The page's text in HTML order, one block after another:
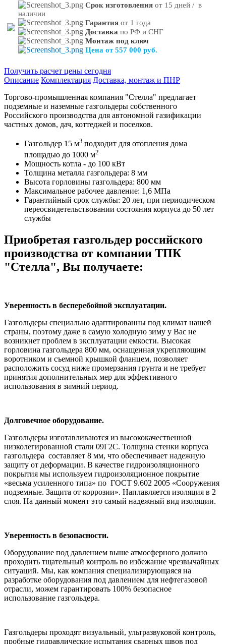
Срок изготовления от 15 дней / в
наличии
Гарантия от 1 года
Доставка по РФ и СНГ
Монтаж под ключ
Цена от 557 000 руб.
Получить расчет цены сегодня
Описание Комплектация Доставка, монтаж и ПНР
Торгово-промышленная компания "Стелла" предлагает
подземные и наземные газгольдеры собственного
Российского производства для автономной газификации
частных домов, дач, коттеджей и поселков.
Газгольдер 15 м3 подходит для отопления дома
площадью до 1000 м2
Мощность котла - до 100 кВт
Толщина металла газгольдера: 8 мм
Высота горловины газгольдера: 800 мм
Максимальное рабочее давление: 1,6 МПа
Гарантийный срок службы: 20 лет, при периодическом
переосвидетельствовании состояния корпуса до 50 лет
службы
Приобретая газгольдер российского
производства от компании ТПК
"Стелла", Вы получаете:
Уверенность в бесперебойной эксплуатации.
Газгольдеры специально адаптированны под климат нашей
страны, поэтому даже в самую холодную зиму у Вас не
возникнет проблем в эксплуатации емкости. Высокая
горловина газгольдера 800 мм, оснащенная укрепляющим
воротником и съемной крышкой фланцем, позволяет
расположить сосуд ниже промерзания грунта и не требует
принятия дополнительных мер для эффективного
использования в зимний период.
Долговечное оборудование.
Газгольдеры изготавливаются из высококачественной
низколегированной стали 09Г2С. Толщина стенки корпуса
газгольдера составляет 8 мм, что обеспечивает надежную
защиту от деформации. В качестве гидроизоляционного
покрытия мы используем гидроизоляционное покрытие
«весьма усиленного типа» по ГОСТ 9.602 2005 «Сооружения
подземные. Защита от коррозии». Наплавляется изоляция в 2
слоя. На данный момент это самый надежный вид изоляции.
Уверенность в безопасности.
Оборудование под давлением выше атмосферного должно
проходить тщательный контроль во избежание чрезвычайных
ситуаций. Мы, как компания специализирующаяся на
разработке оборудования под давлением для нефтегазовой
отрасли, можем гарантировать 100% безопасное
использование газгольдера.
Газгольдеры проходят визуальный, ультразвуковой контроль,
пробные гидравлические испытания сварных швов под